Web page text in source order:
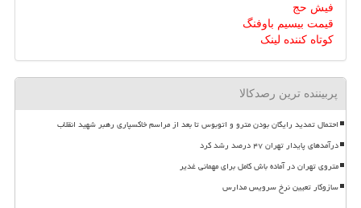
فیش حج
قیمت بیسیم باوفنگ
کوتاه کننده لینک
پربیننده ترین رصدکالا
احتمال تمدید رایگان بودن مترو و اتوبوس تا بعد از مراسم خاکسپاری رهبر شهید انقلاب
درآمدهای پایدار تهران ۴۷ درصد رشد کرد
متروی تهران در آماده باش کامل برای مهمانی غدیر
سازوکار تعیین نرخ سرویس مدارس